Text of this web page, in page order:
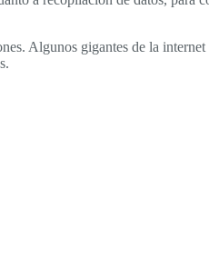
Algunos gigantes de la internet